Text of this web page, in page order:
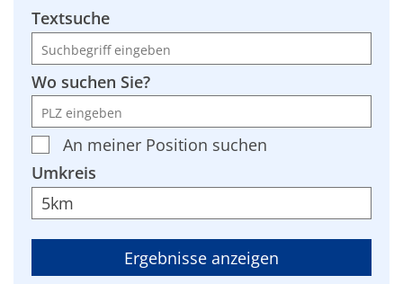
Textsuche
Wo suchen Sie?
An meiner Position suchen
Umkreis